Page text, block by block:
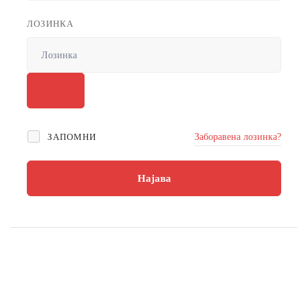
ЛОЗИНКА
ЗАПОМНИ Заборавена лозинка?
Најава